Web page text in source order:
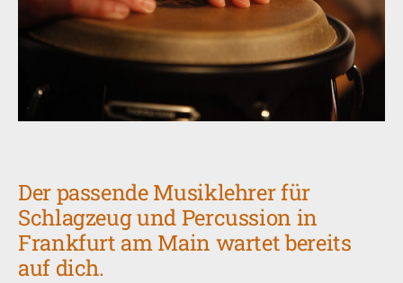
Der passende Musiklehrer für
Schlagzeug und Percussion in
Frankfurt am Main wartet bereits
auf dich.